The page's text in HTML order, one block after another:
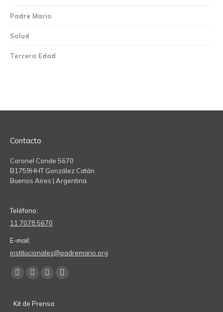
Padre Mario
Salud
Tercera Edad
Contacto
Coronel Conde 5670
B1759HHT González Catán
Buenos Aires | Argentina
Teléfono:
11 7078 5670
E-mail:
institucionales@padremario.org
Find us on:
opensopensopens
Kit de Prensa